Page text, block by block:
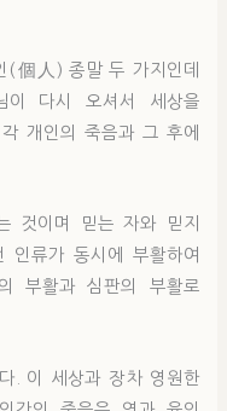
個人) 종말 두 가지인데
다시 오셔서 세상을
개인의 죽음과 그 후에
것이며 믿는 자와 믿지
류가 동시에 부활하여
부활과 심판의 부활로
. 이 세상과 장차 영원한